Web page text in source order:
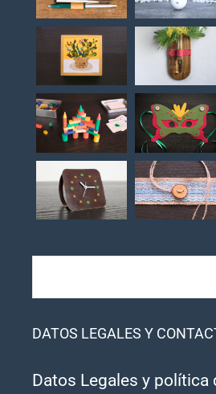
DATOS LEGALES Y
Datos Legales y política